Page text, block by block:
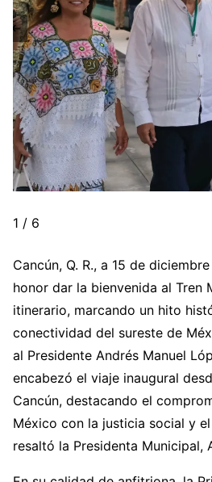
1 / 6
Cancún, Q. R., a 15 de
honor dar la bienvenida al Tren
itinerario, marcando un hito
conectividad del sureste de
al Presidente Andrés Manuel
encabezó el viaje inaugural
Cancún, destacando el
México con la justicia social y
resaltó la Presidenta Municipal,